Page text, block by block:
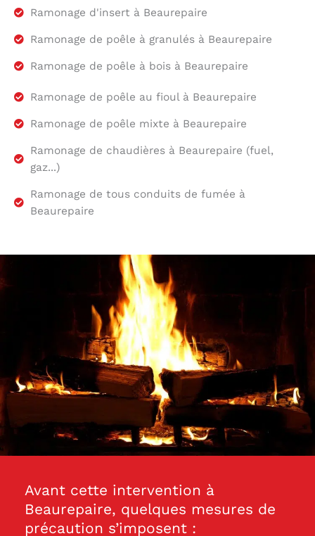
Ramonage d'insert à Beaurepaire
Ramonage de poêle à granulés à Beaurepaire
Ramonage de poêle à bois à Beaurepaire
Ramonage de poêle au fioul à Beaurepaire
Ramonage de poêle mixte à Beaurepaire
Ramonage de chaudières à Beaurepaire (fuel,
gaz...)
Ramonage de tous conduits de fumée à
Beaurepaire
Avant cette intervention à
Beaurepaire, quelques mesures de
précaution s’imposent :